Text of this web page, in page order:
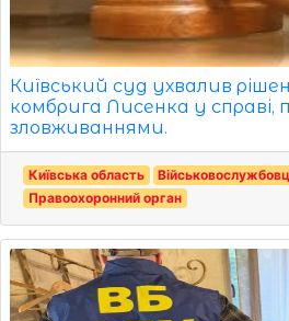
Київський суд ухвалив
комбрига Лисенка у справі,
зловживаннями.
Київська область
Правоохоронний орган